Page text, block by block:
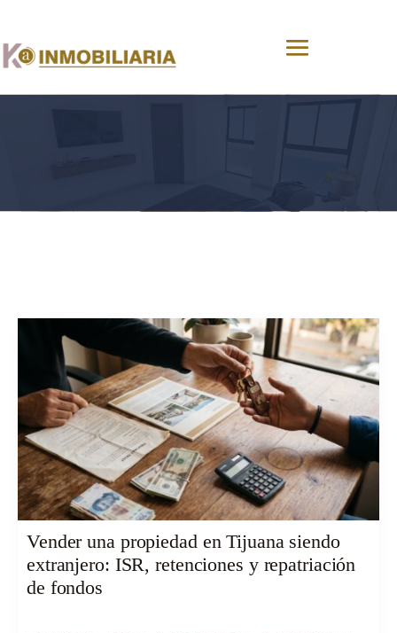
Vender una propiedad en Tijuana siendo
extranjero: ISR, retenciones y repatriación
de fondos